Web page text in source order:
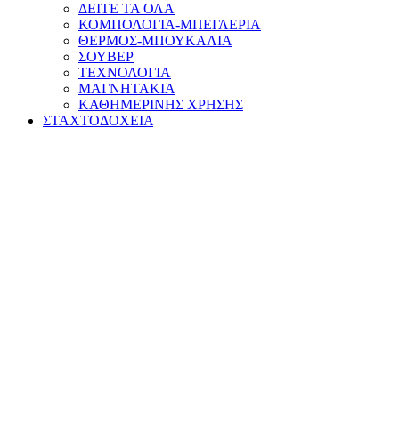
ΔΕΙΤΕ ΤΑ ΟΛΑ
ΚΟΜΠΟΛΟΓΙΑ-ΜΠΕΓΛΕΡΙΑ
ΘΕΡΜΟΣ-ΜΠΟΥΚΑΛΙΑ
ΣΟΥΒΕΡ
ΤΕΧΝΟΛΟΓΙΑ
ΜΑΓΝΗΤΑΚΙΑ
ΚΑΘΗΜΕΡΙΝΗΣ ΧΡΗΣΗΣ
ΣΤΑΧΤΟΔΟΧΕΙΑ